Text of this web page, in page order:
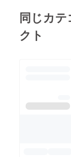
同じカ
クト